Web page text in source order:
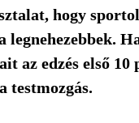
hogy
legnehezebbek.
az edzés első 10
testmozgás.